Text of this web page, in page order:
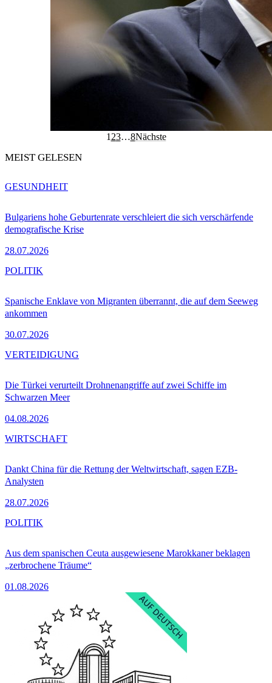
1 23…8Nächste
MEIST GELESEN
Bulgariens hohe Geburtenrate verschleiert die sich verschärfende
demografische Krise
28.07.2026
GESUNDHEIT
Spanische Enklave von Migranten überrannt, die auf dem Seeweg
ankommen
30.07.2026
POLITIK
Die Türkei verurteilt Drohnenangriffe auf zwei Schiffe im
Schwarzen Meer
04.08.2026
VERTEIDIGUNG
Dankt China für die Rettung der Weltwirtschaft, sagen EZB-
Analysten
28.07.2026
WIRTSCHAFT
Aus dem spanischen Ceuta ausgewiesene Marokkaner beklagen
„zerbrochene Träume“
01.08.2026
POLITIK